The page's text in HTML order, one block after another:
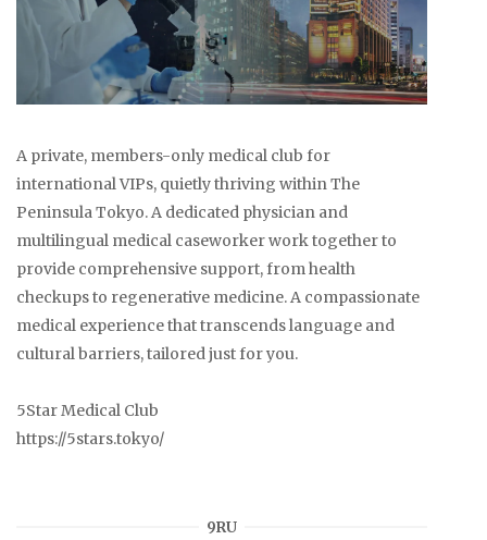
A private, members-only medical club for
international VIPs, quietly thriving within The
Peninsula Tokyo. A dedicated physician and
multilingual medical caseworker work together to
provide comprehensive support, from health
checkups to regenerative medicine. A compassionate
medical experience that transcends language and
cultural barriers, tailored just for you.
5Star Medical Club
https://5stars.tokyo/
9RU